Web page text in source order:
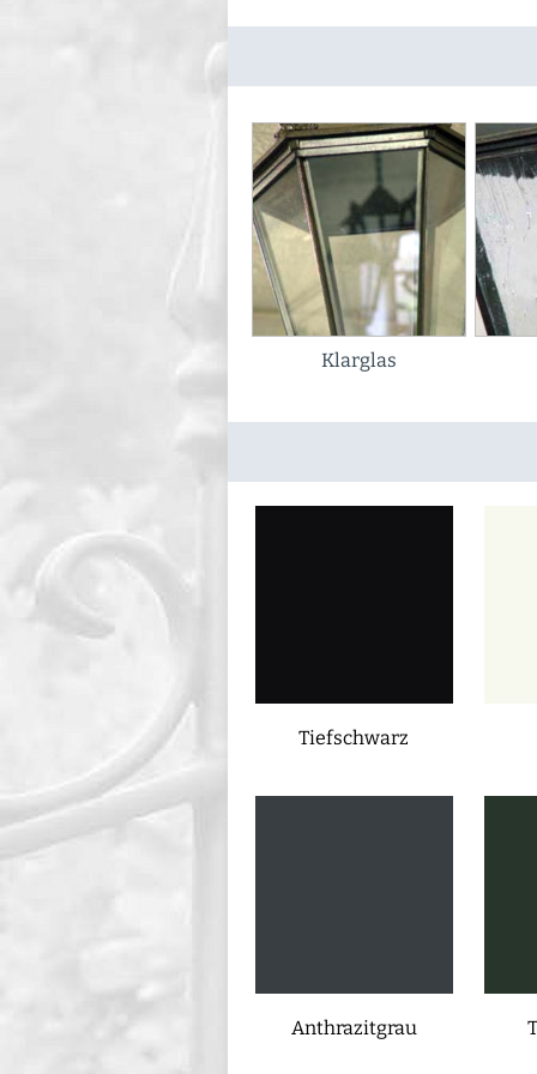
Klarglas
Tiefschwarz
Anthrazitgrau